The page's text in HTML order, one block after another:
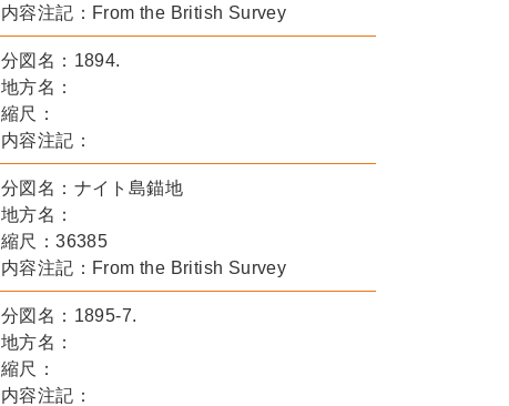
内容注記：From the British Survey
分図名：1894.
地方名：
縮尺：
内容注記：
分図名：ナイト島錨地
地方名：
縮尺：36385
内容注記：From the British Survey
分図名：1895-7.
地方名：
縮尺：
内容注記：